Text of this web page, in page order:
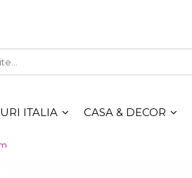
ITALIA CASA & DECOR